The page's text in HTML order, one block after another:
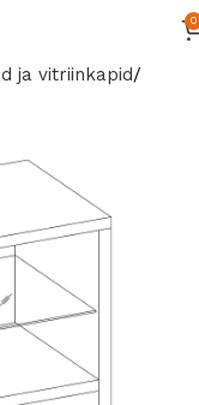
0
ja vitriinkapid